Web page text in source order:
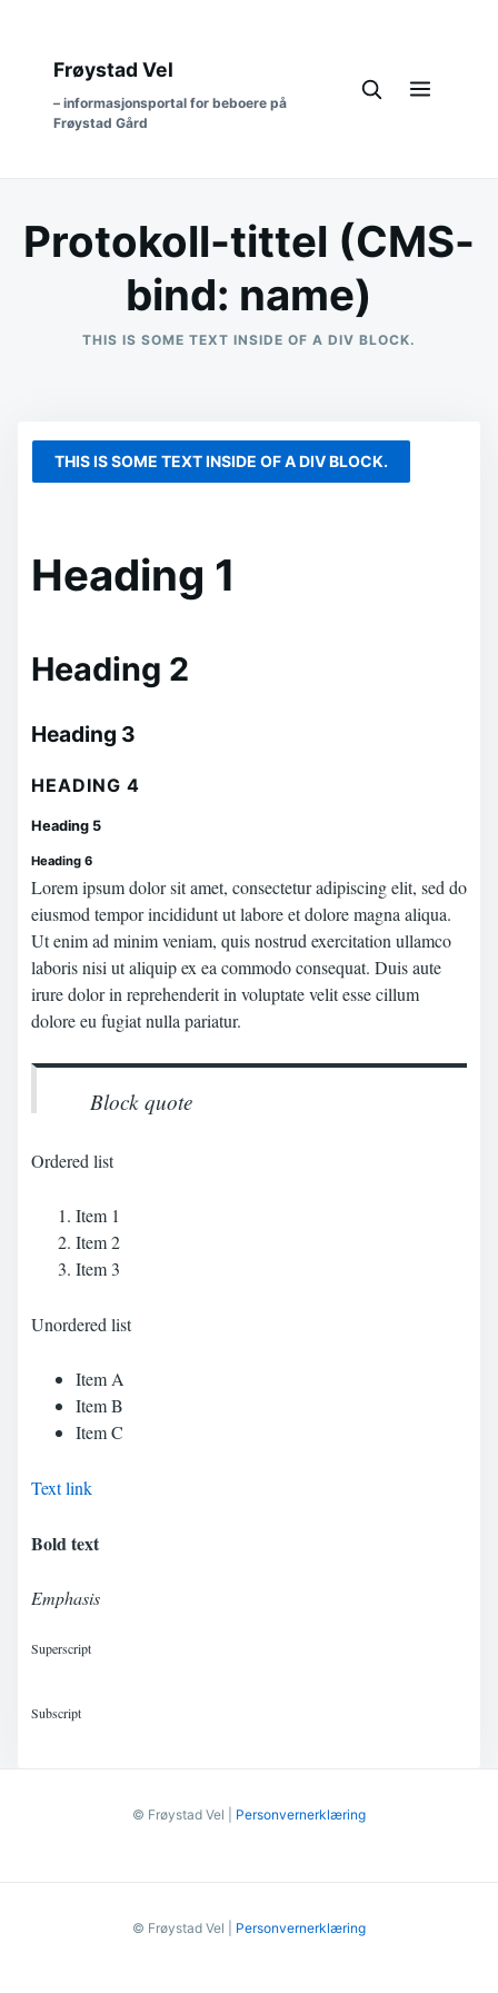
Frøystad Vel
– informasjonsportal for beboere på
Frøystad Gård
Protokoll-tittel (CMS-
bind: name)
THIS IS SOME TEXT INSIDE OF A DIV BLOCK.
THIS IS SOME TEXT INSIDE OF A DIV BLOCK.
Heading 1
Heading 2
Heading 3
HEADING 4
Heading 5
Heading 6
Lorem ipsum dolor sit amet, consectetur adipiscing elit, sed do
eiusmod tempor incididunt ut labore et dolore magna aliqua.
Ut enim ad minim veniam, quis nostrud exercitation ullamco
laboris nisi ut aliquip ex ea commodo consequat. Duis aute
irure dolor in reprehenderit in voluptate velit esse cillum
dolore eu fugiat nulla pariatur.
Block quote
Ordered list
Item 1
Item 2
Item 3
Unordered list
Item A
Item B
Item C
Text link
Bold text
Emphasis
Superscript
Subscript
© Frøystad Vel | Personvernerklæring
© Frøystad Vel | Personvernerklæring